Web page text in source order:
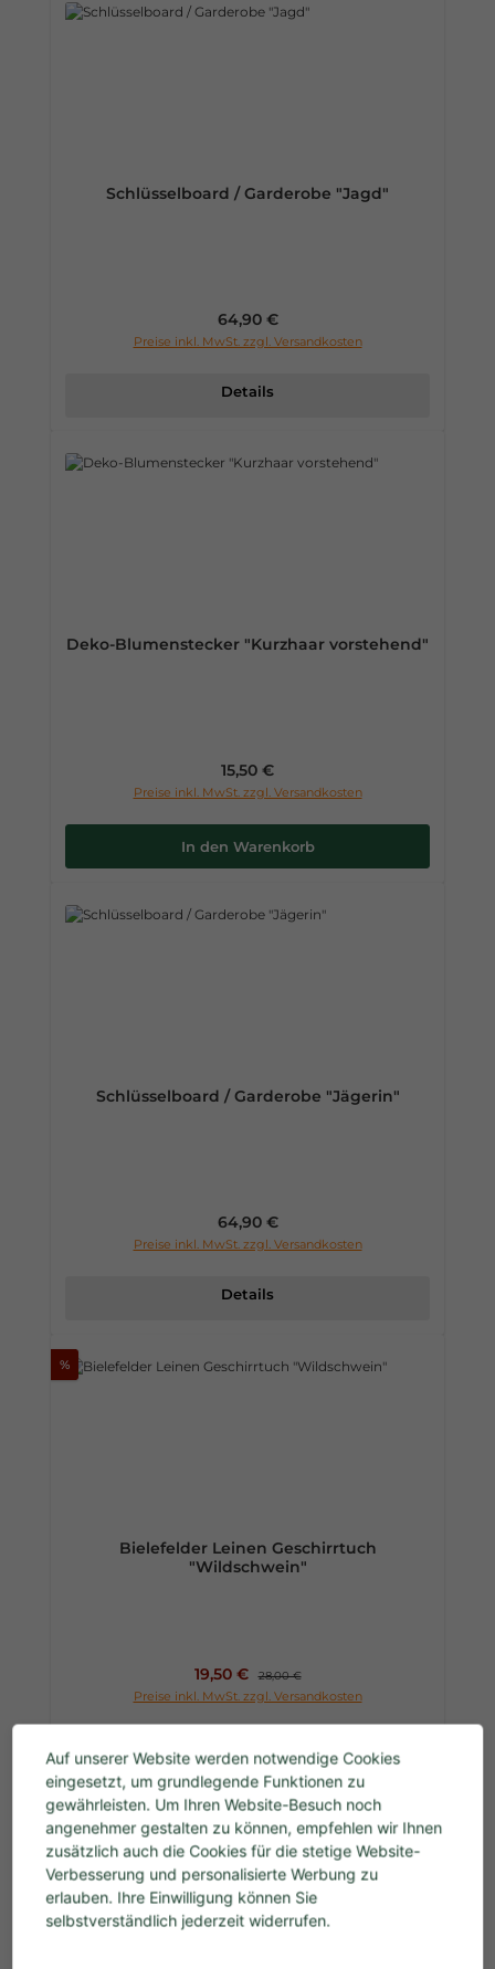
Schlüsselboard / Garderobe "Jagd"
Regulärer Preis:
64,90 €
Preise inkl. MwSt. zzgl. Versandkosten
Details
Deko-Blumenstecker "Kurzhaar vorstehend"
Regulärer Preis:
15,50 €
Preise inkl. MwSt. zzgl. Versandkosten
In den Warenkorb
Schlüsselboard / Garderobe "Jägerin"
Regulärer Preis:
64,90 €
Preise inkl. MwSt. zzgl. Versandkosten
Details
%
Bielefelder Leinen Geschirrtuch
"Wildschwein"
Verkaufspreis:
19,50 € Regulärer Preis:
28,00 €
Preise inkl. MwSt. zzgl. Versandkosten
In den Warenkorb
Auf unserer Website werden notwendige Cookies
eingesetzt, um grundlegende Funktionen zu
gewährleisten. Um Ihren Website-Besuch noch
angenehmer gestalten zu können, empfehlen wir Ihnen
zusätzlich auch die Cookies für die stetige Website-
Verbesserung und personalisierte Werbung zu
erlauben. Ihre Einwilligung können Sie
selbstverständlich jederzeit widerrufen.